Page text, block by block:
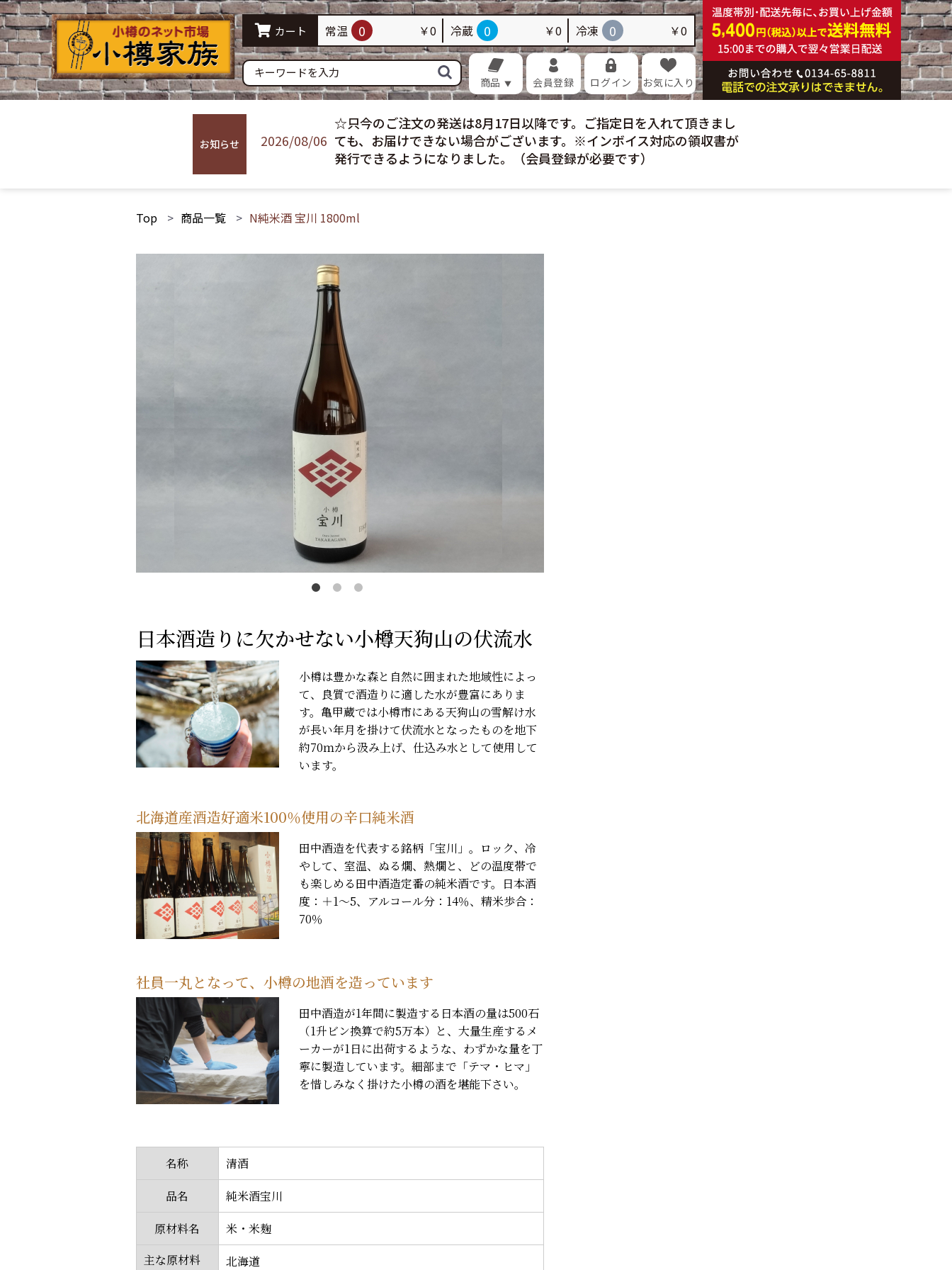
カート 常温 0 ￥0 冷蔵 0 ￥0 冷凍 0 ￥0
商品 会員登録 ログイン お気に入り
水産品 農産品 畜産加工品 海苔・昆布 佃煮・昆布巻き 乳製品 麺類
すり身 蒲鉾 その他加工品 調味料 菓子 飲料 酒類 硝子製品
常温配送 冷蔵配送 お買い得 おすすめ ギフト
お知らせ 2026/08/06
☆只今のご注文の発送は8月17日以降です。ご指定日を入れて頂きまし
ても、お届けできない場合がございます。※インボイス対応の領収書が
発行できるようになりました。（会員登録が必要です）
Top 商品一覧 N純米酒 宝川 1800ml
日本酒造りに欠かせない小樽天狗山の伏流水
小樽は豊かな森と自然に囲まれた地域性によっ
て、良質で酒造りに適した水が豊富にありま
す。亀甲蔵では小樽市にある天狗山の雪解け水
が長い年月を掛けて伏流水となったものを地下
約70ｍから汲み上げ、仕込み水として使用して
います。
北海道産酒造好適米100％使用の辛口純米酒
田中酒造を代表する銘柄「宝川」。ロック、冷
やして、室温、ぬる燗、熱燗と、どの温度帯で
も楽しめる田中酒造定番の純米酒です。日本酒
度：＋1〜5、アルコール分：14％、精米歩合：
70％
社員一丸となって、小樽の地酒を造っています
田中酒造が1年間に製造する日本酒の量は500石
（1升ビン換算で約5万本）と、大量生産するメ
ーカーが1日に出荷するような、わずかな量を丁
寧に製造しています。細部まで「テマ・ヒマ」
を惜しみなく掛けた小樽の酒を堪能下さい。
名称
清酒
品名
純米酒宝川
原材料名
米・米麹
主な原材料
北海道